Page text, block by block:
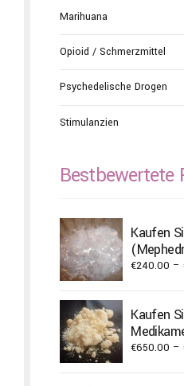
Marihuana
Opioid / Schmerzmittel
Psychedelische Drogen
Stimulanzien
Bestbewertete
Kaufen
€240.00 –
Kaufen
€650.00 –